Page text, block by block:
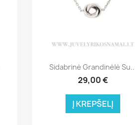
Greita peržiūra
Sidabrinė Grandinėlė
29,00 €
Į KREPŠELĮ